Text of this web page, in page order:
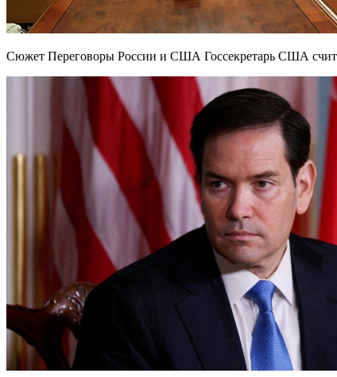
Сюжет Переговоры России и США Госсекретарь США